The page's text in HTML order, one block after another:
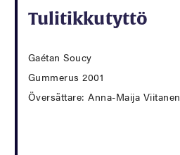
Tulitikkutyttö
Gaétan Soucy
Gummerus 2001
Översättare: Anna-Maija Viitanen